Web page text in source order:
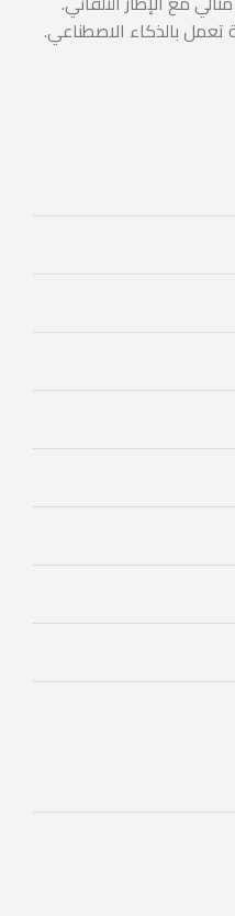
تعمل بالذكاء الاصطناعي.